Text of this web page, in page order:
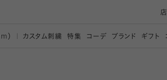
） カスタム刺繍 特集 コーデ ブランド ギフト